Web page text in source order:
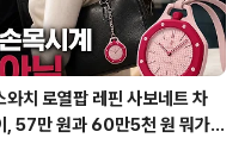
와치 로열팝 레핀 사보네트 차
, 57만 원과 60만5천 원 뭐가